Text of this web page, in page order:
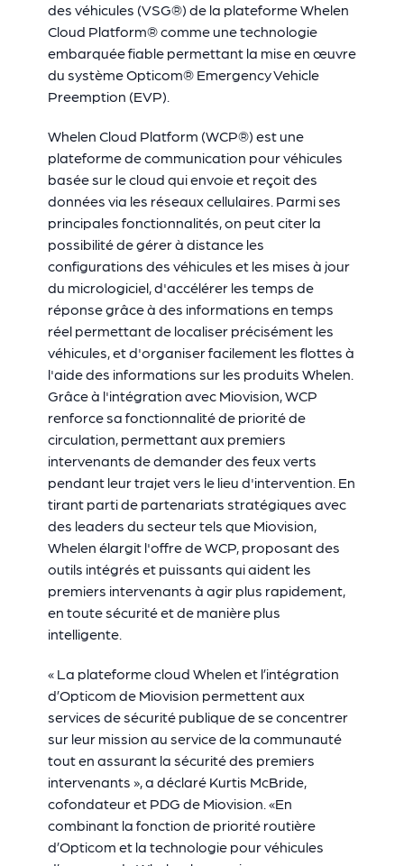
des véhicules (VSG®) de la plateforme Whelen
Cloud Platform® comme une technologie
embarquée fiable permettant la mise en œuvre
du système Opticom® Emergency Vehicle
Preemption (EVP).
Whelen Cloud Platform (WCP®) est une
plateforme de communication pour véhicules
basée sur le cloud qui envoie et reçoit des
données via les réseaux cellulaires. Parmi ses
principales fonctionnalités, on peut citer la
possibilité de gérer à distance les
configurations des véhicules et les mises à jour
du micrologiciel, d'accélérer les temps de
réponse grâce à des informations en temps
réel permettant de localiser précisément les
véhicules, et d'organiser facilement les flottes à
l'aide des informations sur les produits Whelen.
Grâce à l'intégration avec Miovision, WCP
renforce sa fonctionnalité de priorité de
circulation, permettant aux premiers
intervenants de demander des feux verts
pendant leur trajet vers le lieu d'intervention. En
tirant parti de partenariats stratégiques avec
des leaders du secteur tels que Miovision,
Whelen élargit l'offre de WCP, proposant des
outils intégrés et puissants qui aident les
premiers intervenants à agir plus rapidement,
en toute sécurité et de manière plus
intelligente.
« La plateforme cloud Whelen et l’intégration
d’Opticom de Miovision permettent aux
services de sécurité publique de se concentrer
sur leur mission au service de la communauté
tout en assurant la sécurité des premiers
intervenants », a déclaré Kurtis McBride,
cofondateur et PDG de Miovision. «En
combinant la fonction de priorité routière
d’Opticom et la technologie pour véhicules